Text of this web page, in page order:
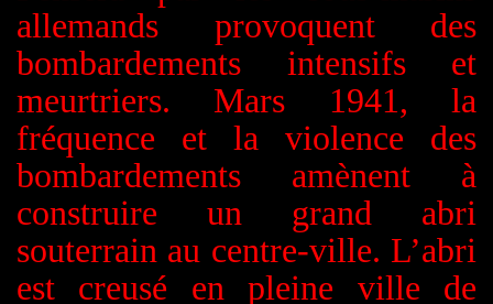
allemands provoquent des
bombardements intensifs et
meurtriers. Mars 1941, la
fréquence et la violence des
bombardements amènent à
construire un grand abri
souterrain au centre-ville. L’abri
est creusé en pleine ville de